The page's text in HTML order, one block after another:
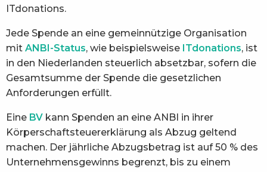
ITdonations.
Jede Spende an eine gemeinnützige Organisation
mit ANBI-Status, wie beispielsweise ITdonations, ist
in den Niederlanden steuerlich absetzbar, sofern die
Gesamtsumme der Spende die gesetzlichen
Anforderungen erfüllt.
Eine BV kann Spenden an eine ANBI in ihrer
Körperschaftsteuererklärung als Abzug geltend
machen. Der jährliche Abzugsbetrag ist auf 50 % des
Unternehmensgewinns begrenzt, bis zu einem